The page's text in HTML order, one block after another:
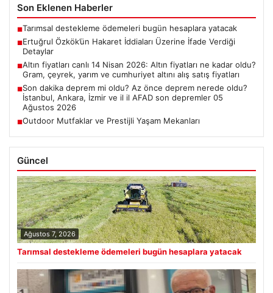
Son Eklenen Haberler
■Tarımsal destekleme ödemeleri bugün hesaplara yatacak
■Ertuğrul Özkök’ün Hakaret İddiaları Üzerine İfade Verdiği
Detaylar
■Altın fiyatları canlı 14 Nisan 2026: Altın fiyatları ne kadar oldu?
Gram, çeyrek, yarım ve cumhuriyet altını alış satış fiyatları
■Son dakika deprem mi oldu? Az önce deprem nerede oldu?
İstanbul, Ankara, İzmir ve il il AFAD son depremler 05
Ağustos 2026
■Outdoor Mutfaklar ve Prestijli Yaşam Mekanları
Güncel
Ağustos 7, 2026
Tarımsal destekleme ödemeleri bugün hesaplara yatacak